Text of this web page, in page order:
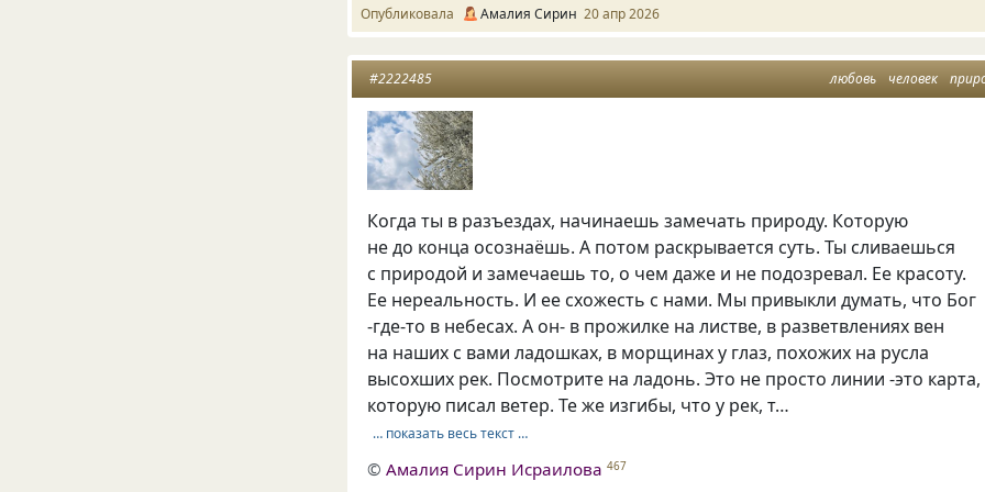
Опубликовала Амалия Сирин 20 апр 2026
любовь человек
#2222485
Когда ты в разъездах, начинаешь замечать природу. Которую
не до конца осознаёшь. А потом раскрывается суть. Ты сливаешься
с природой и замечаешь то, о чем даже и не подозревал. Ее красоту.
Ее нереальность. И ее схожесть с нами. Мы привыкли думать, что Бог
-где-то в небесах. А он- в прожилке на листве, в разветвлениях вен
на наших с вами ладошках, в морщинах у глаз, похожих на русла
высохших рек. Посмотрите на ладонь. Это не просто линии -это карта,
которую писал ветер. Те же изгибы, что у рек, т…
… показать весь текст …
©Амалия Сирин Исраилова 467